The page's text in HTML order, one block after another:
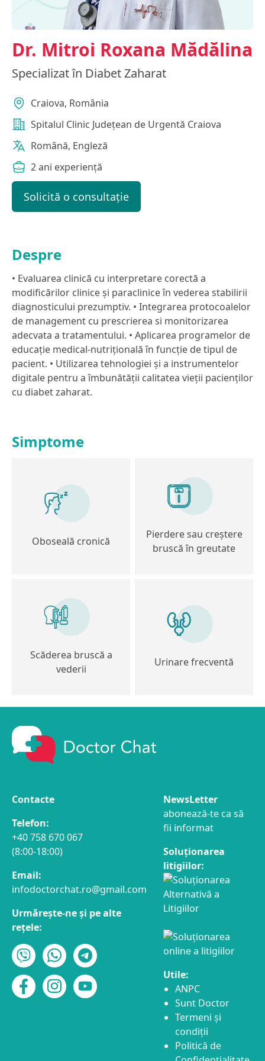
Dr. Mitroi Roxana Mădălina
Specializat în Diabet Zaharat
Craiova, România
Spitalul Clinic Județean de Urgentă Craiova
Română, Engleză
2 ani experiență
Solicită o consultație
Despre
• Evaluarea clinică cu interpretare corectă a
modificărilor clinice și paraclinice în vederea stabilirii
diagnosticului prezumptiv. • Integrarea protocoalelor
de management cu prescrierea si monitorizarea
adecvata a tratamentului. • Aplicarea programelor de
educație medical-nutrițională în funcție de tipul de
pacient. • Utilizarea tehnologiei și a instrumentelor
digitale pentru a îmbunătății calitatea vieții pacienților
cu diabet zaharat.
Simptome
Oboseală cronică
Pierdere sau creștere
bruscă în greutate
Scăderea bruscă a
vederii
Urinare frecventă
Contacte
Telefon:
+40 758 670 067
(8:00-18:00)
Email:
infodoctorchat.ro@gmail.com
Urmărește-ne și pe alte
rețele:
NewsLetter
abonează-te ca să
fii informat
Soluționarea
litigiilor:
Utile:
ANPC
Sunt Doctor
Termeni și
condiții
Politică de